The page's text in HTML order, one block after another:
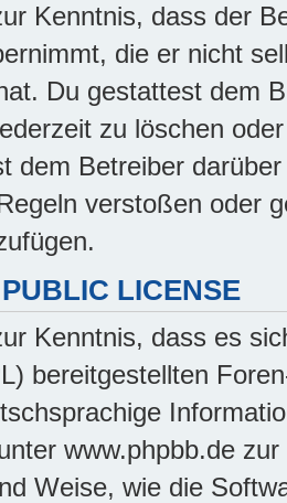
Kenntnis, dass der
die er nicht
Du gestattest dem
zu löschen
dem Betreiber
verstoßen oder
LICENSE
Kenntnis, dass es
bereitgestellten
www.phpbb.de
Weise, wie die